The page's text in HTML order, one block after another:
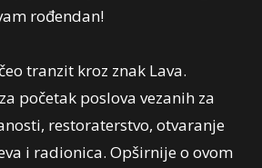
rođendan!
tranzit kroz znak Lava.
početak poslova vezanih za
restoraterstvo, otvaranje
i radionica. Opširnije o ovom